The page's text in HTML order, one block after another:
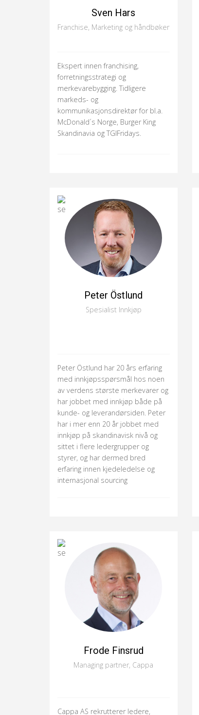
Sven Hars
Franchise, Marketing og håndbøker
Ekspert innen franchising,
forretningsstrategi og
merkevarebygging. Tidligere
markeds- og
kommunikasjonsdirektør for bl.a.
McDonald´s Norge, Burger King
Skandinavia og TGIFridays.
Peter Östlund
Spesialist Innkjøp
Peter Östlund har 20 års erfaring
med innkjøpsspørsmål hos noen
av verdens største merkevarer og
har jobbet med innkjøp både på
kunde- og leverandørsiden. Peter
har i mer enn 20 år jobbet med
innkjøp på skandinavisk nivå og
sittet i flere ledergrupper og
styrer, og har dermed bred
erfaring innen kjedeledelse og
internasjonal sourcing
Frode Finsrud
Managing partner, Cappa
Cappa AS rekrutterer ledere,